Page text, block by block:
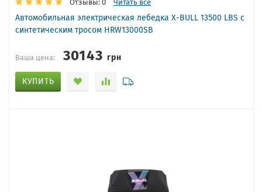
Автомобильная электрическая лебедка X-BULL 13500 LBS с
синтетическим тросом HRW13000SB
Ваша цена: 30143грн
КУПИТЬ